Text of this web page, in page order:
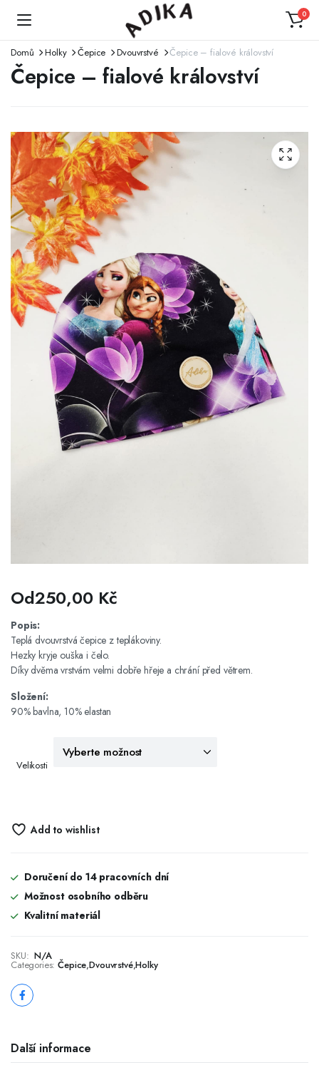
0
Domů Holky Čepice Dvouvrstvé Čepice – fialové království
Čepice – fialové království
Od250,00 Kč
Popis:
Teplá dvouvrstvá čepice z teplákoviny.
Hezky kryje ouška i čelo.
Díky dvěma vrstvám velmi dobře hřeje a chrání před větrem.
Složení:
90% bavlna, 10% elastan
Velikosti
Add to wishlist
Doručení do 14 pracovních dní
Možnost osobního odběru
Kvalitní materiál
SKU: N/A
Categories: Čepice,Dvouvrstvé,Holky
Další informace